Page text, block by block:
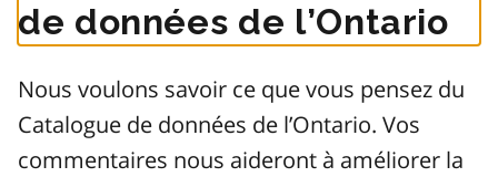
de données de l’Ontario
Nous voulons savoir ce que vous pensez du
Catalogue de données de l’Ontario. Vos
commentaires nous aideront à améliorer la